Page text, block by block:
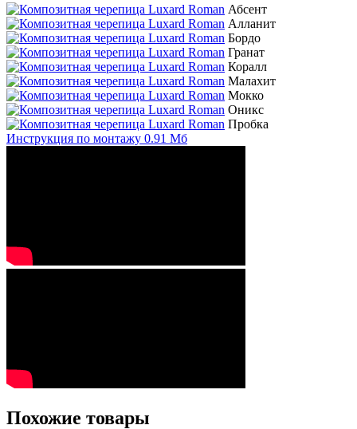
Абсент
Алланит
Бордо
Гранат
Коралл
Малахит
Мокко
Оникс
Пробка
Инструкция по монтажу 0.91 Мб
Похожие товары